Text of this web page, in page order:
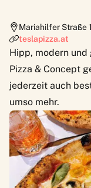
Mariahilfer Straße
teslapizza.at
Hipp, modern und
Pizza & Concept
jederzeit auch
umso mehr.